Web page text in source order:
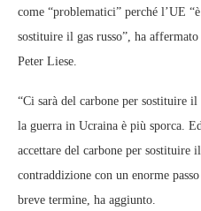
come “problematici” perché l’UE
sostituire il gas russo”, ha
Peter Liese.
“Ci sarà del carbone per sostituire
la guerra in Ucraina è più sporca.
accettare del carbone per sostituire
contraddizione con un enorme
breve termine, ha aggiunto.